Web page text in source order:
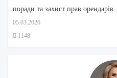
поради та захист прав орендарів
05.03.2026
1148